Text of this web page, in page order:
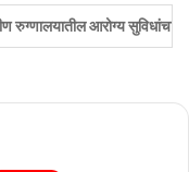
आमदार ॲड.अमोलदादा